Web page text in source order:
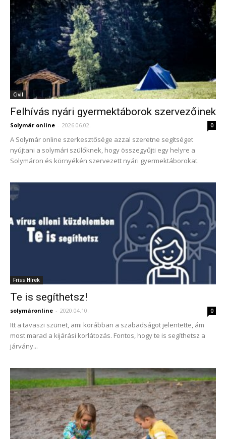
Civil
Felhívás nyári gyermektáborok szervezőinek
Solymár online - 2026.06.02. 0
A Solymár online szerkesztősége azzal szeretne segítséget
nyújtani a solymári szülőknek, hogy összegyűjti egy helyre a
Solymáron és környékén szervezett nyári gyermektáborokat.
Friss Hírek
Te is segíthetsz!
solymáronline - 2020.04.10. 0
Itt a tavaszi szünet, ami korábban a szabadságot jelentette, ám
most marad a kijárási korlátozás. Fontos, hogy te is segíthetsz a
járvány...